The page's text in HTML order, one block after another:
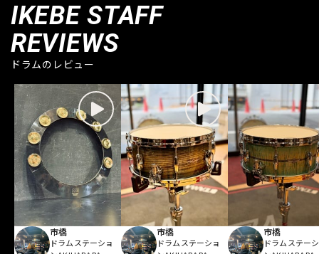
IKEBE STAFF
REVIEWS
ドラムのレビュー
市橋
ドラムステーショ
市橋
ドラムステーショ
市橋
ドラムステー